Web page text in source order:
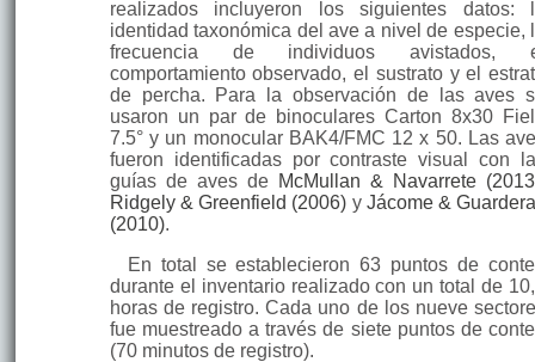
realizados incluyeron los siguientes datos:
identidad taxonómica del ave a nivel de especie,
frecuencia de individuos avistados,
comportamiento observado, el sustrato y el
de percha. Para la observación de las aves
usaron un par de binoculares Carton 8x30
7.5° y un monocular BAK4/FMC 12 x 50. Las
fueron identificadas por contraste visual con
guías de aves de McMullan & Navarrete
Ridgely & Greenfield (2006) y Jácome &
(2010).
En total se establecieron 63 puntos de
durante el inventario realizado con un total de
horas de registro. Cada uno de los nueve
fue muestreado a través de siete puntos de
(70 minutos de registro).